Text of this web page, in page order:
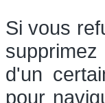
Si vous
d'un
pour